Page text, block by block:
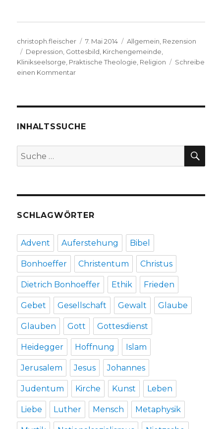
Autor
christoph.fleischer
Veröffentlicht
am
7. Mai 2014 Kategorien
Allgemein Rezension
Schlagwörter
Depression Gottesbild Kirchengemeinde
Klinikseelsorge Praktische Theologie Religion
Schreibe
einen Kommentarzu
erkennen,
von
Fleischer,
INHALTSSUCHE
Suche
nach:
SCHLAGWÖRTER
Advent Auferstehung Bibel
Bonhoeffer Christentum Christus
Dietrich Bonhoeffer Ethik Frieden
Gebet Gesellschaft Gewalt Glaube
Glauben Gott Gottesdienst
Heidegger Hoffnung Islam
Jerusalem Jesus Johannes
Judentum Kirche Kunst Leben
Liebe Luther Mensch Metaphysik